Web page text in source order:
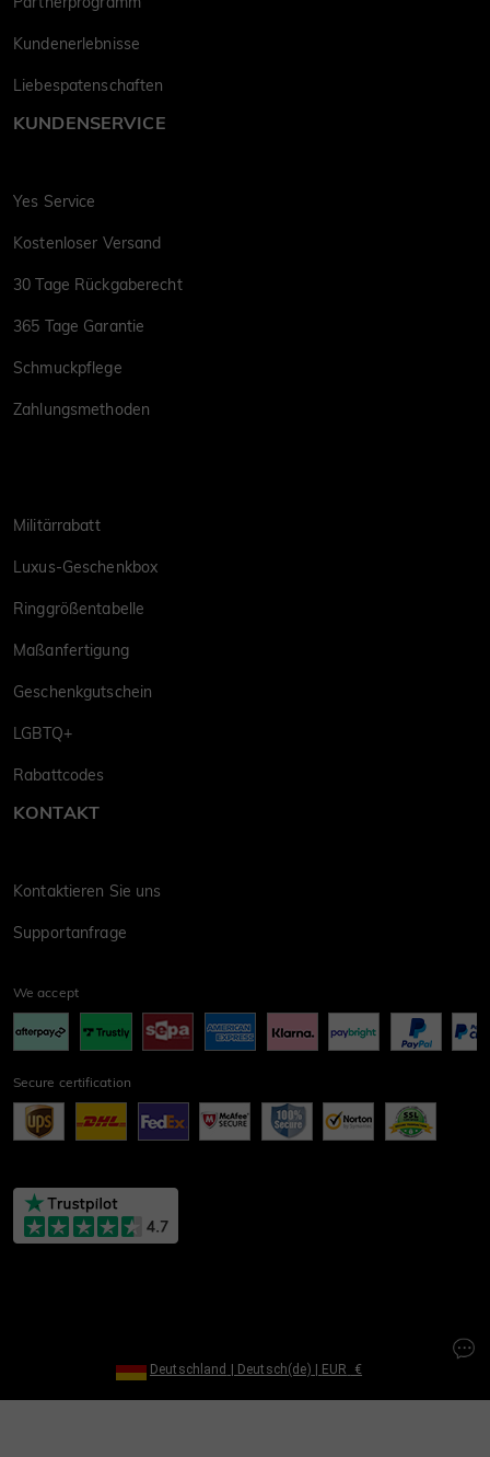
Kundenerlebnisse
Liebespatenschaften
KUNDENSERVICE
Yes Service
Kostenloser Versand
30 Tage Rückgaberecht
365 Tage Garantie
Schmuckpflege
Zahlungsmethoden
Militärrabatt
Luxus-Geschenkbox
Ringgrößentabelle
Maßanfertigung
Geschenkgutschein
LGBTQ+
Rabattcodes
KONTAKT
Kontaktieren Sie uns
Supportanfrage
We accept
Secure certification
Deutschland | Deutsch(de) | EUR €